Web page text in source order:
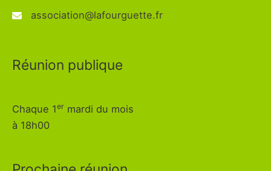
association@lafourguette.fr
Réunion publique
Chaque 1er mardi du mois
à 18h00